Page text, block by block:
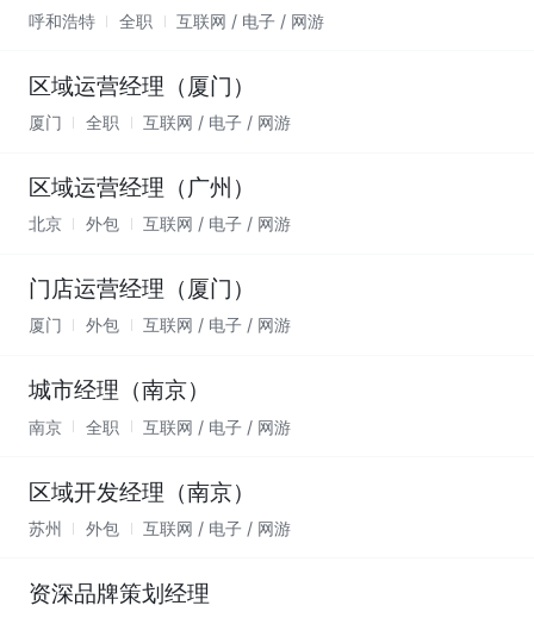
呼和浩特 全职 互联网 / 电子 / 网游
区域运营经理（厦门）
厦门 全职 互联网 / 电子 / 网游
区域运营经理（广州）
北京 外包 互联网 / 电子 / 网游
门店运营经理（厦门）
厦门 外包 互联网 / 电子 / 网游
城市经理（南京）
南京 全职 互联网 / 电子 / 网游
区域开发经理（南京）
苏州 外包 互联网 / 电子 / 网游
资深品牌策划经理